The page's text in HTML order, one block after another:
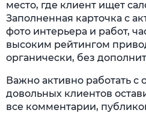
место, где клиент ищет
Заполненная карточка с
фото интерьера и работ,
высоким рейтингом
органически, без
Важно активно работать с
довольных клиентов
все комментарии,